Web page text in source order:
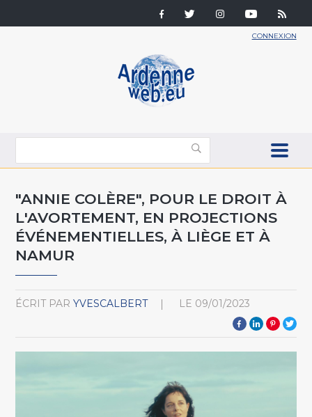
CONNEXION
"ANNIE COLÈRE", POUR LE DROIT À
L'AVORTEMENT, EN PROJECTIONS
ÉVÉNEMENTIELLES, À LIÈGE ET À
NAMUR
ÉCRIT PAR YVESCALBERT LE 09/01/2023